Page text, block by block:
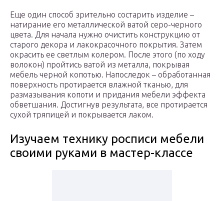
Еще один способ зрительно состарить изделие –
натирание его металлической ватой серо-черного
цвета. Для начала нужно очистить конструкцию от
старого декора и лакокрасочного покрытия. Затем
окрасить ее светлым колером. После этого (по ходу
волокон) пройтись ватой из металла, покрывая
мебель черной копотью. Напоследок – обработанная
поверхность протирается влажной тканью, для
размазывания копоти и придания мебели эффекта
обветшания. Достигнув результата, все протирается
сухой тряпицей и покрывается лаком.
Изучаем технику росписи мебели
своими руками в мастер-классе